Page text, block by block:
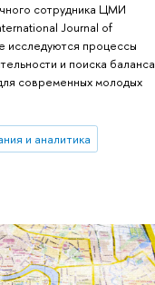
сотрудника ЦМИ
Journal of
исследуются процессы
и поиска баланса
современных молодых
и аналитика